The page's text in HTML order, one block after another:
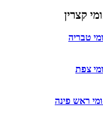
קצרין
טבריה
צפת
ראש פינה